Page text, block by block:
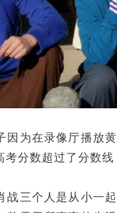
因为在录像厅播放
分数超过了分数线
战三个人是从小一